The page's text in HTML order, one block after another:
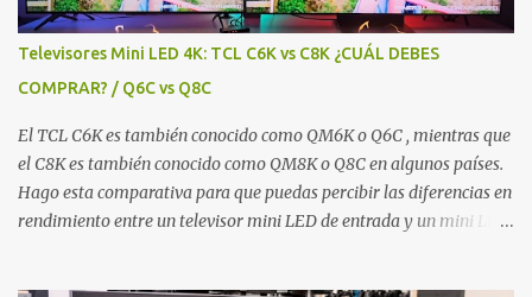
sectores de la misma. Entonces, en una sección de la fábrica se
llevaría a cabo la producción del panel LCD, o sea el panel de
cristal líquido. Otra sección de la fábrica estaría encargada de la
producción del chasis que incluye la retroiluminación LED. Otra
área de la fábrica podría encargarse ...
Televisores Mini LED 4K: TCL C6K vs C8K ¿CUÁL DEBES
COMPRAR? / Q6C vs Q8C
El TCL C6K es también conocido como QM6K o Q6C , mientras que
el C8K es también conocido como QM8K o Q8C en algunos países.
Hago esta comparativa para que puedas percibir las diferencias en
rendimiento entre un televisor mini LED de entrada y un mini LED